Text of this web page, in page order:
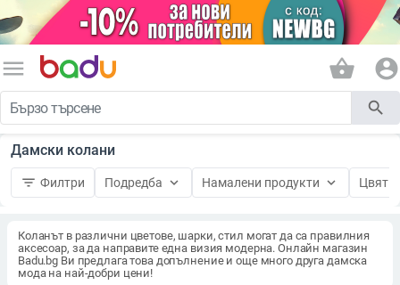
menu shopping_basket account_circle
search
Дамски колани
filter_list Филтри Подредба keyboard_arrow_down Намалени продукти keyboard_arrow_down Цвят
Коланът в различни цветове, шарки, стил могат да са правилния
аксесоар, за да направите една визия модерна. Онлайн магазин
Badu.bg Ви предлага това допълнение и още много друга дамска
мода на най-добри цени!